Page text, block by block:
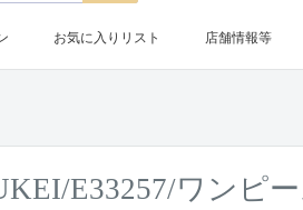
お気に入りリスト 店舗情報等
E33257/ワンピ